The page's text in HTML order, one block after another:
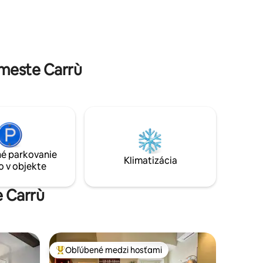
Carrù
parkovanie
v objekte
Klimatizácia
Carrù
Najobľúbenejšie medzi hosťami
Obľúbené medzi hosťami